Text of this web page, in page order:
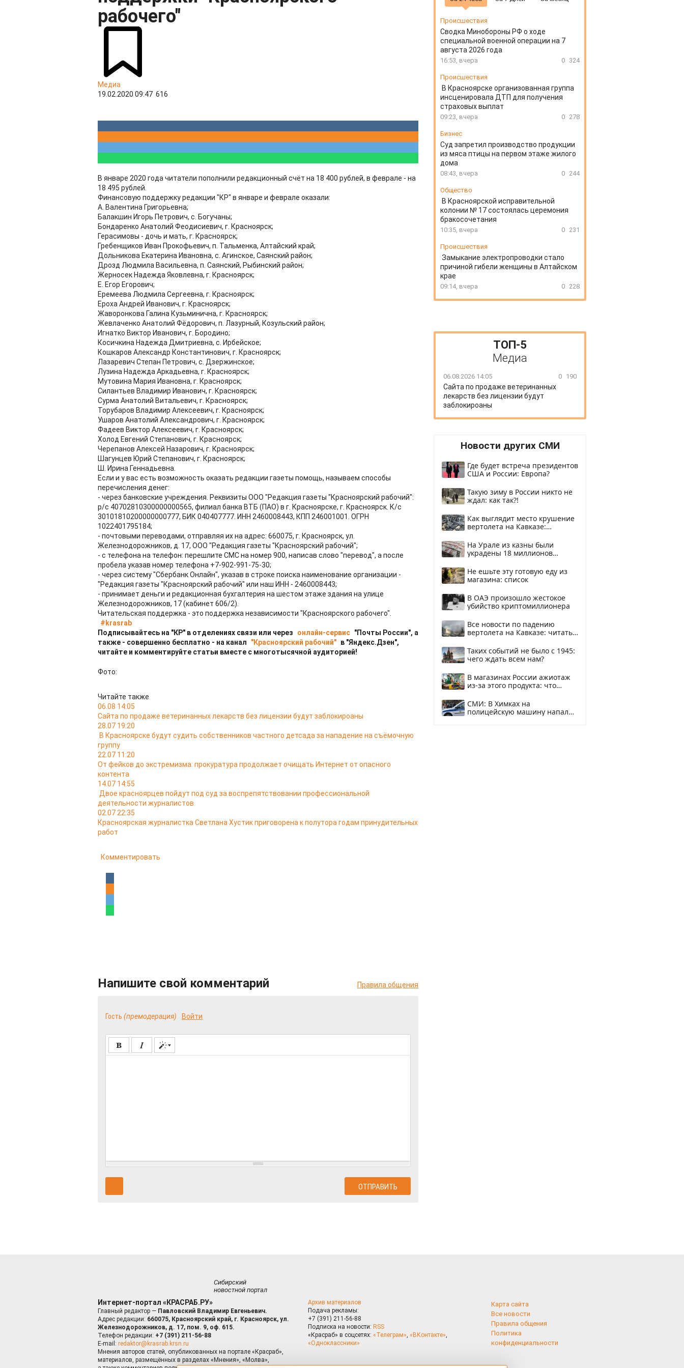
рабочего"
Медиа
19.02.2020 09:47 616
В январе 2020 года читатели пополнили редакционный счёт на 18 400 рублей, в феврале - на
18 495 рублей.
Финансовую поддержку редакции "КР" в январе и феврале оказали:
А. Валентина Григорьевна;
Балакшин Игорь Петрович, с. Богучаны;
Бондаренко Анатолий Феодисиевич, г. Красноярск;
Герасимовы - дочь и мать, г. Красноярск;
Гребенщиков Иван Прокофьевич, п. Тальменка, Алтайский край;
Дольникова Екатерина Ивановна, с. Агинское, Саянский район;
Дрозд Людмила Васильевна, п. Саянский, Рыбинский район;
Жерносек Надежда Яковлевна, г. Красноярск;
Е. Егор Егорович;
Еремеева Людмила Сергеевна, г. Красноярск;
Ероха Андрей Иванович, г. Красноярск;
Жаворонкова Галина Кузьминична, г. Красноярск;
Жевлаченко Анатолий Фёдорович, п. Лазурный, Козульский район;
Игнатко Виктор Иванович, г. Бородино;
Косичкина Надежда Дмитриевна, с. Ирбейское;
Кошкаров Александр Константинович, г. Красноярск;
Лазаревич Степан Петрович, с. Дзержинское;
Лузина Надежда Аркадьевна, г. Красноярск;
Мутовина Мария Ивановна, г. Красноярск;
Силантьев Владимир Иванович, г. Красноярск;
Сурма Анатолий Витальевич, г. Красноярск;
Торубаров Владимир Алексеевич, г. Красноярск;
Ушаров Анатолий Александрович, г. Красноярск;
Фадеев Виктор Алексеевич, г. Красноярск;
Холод Евгений Степанович, г. Красноярск;
Черепанов Алексей Назарович, г. Красноярск;
Шагунцев Юрий Степанович, г. Красноярск;
Ш. Ирина Геннадьевна.
Если и у вас есть возможность оказать редакции газеты помощь, называем способы
перечисления денег:
- через банковские учреждения. Реквизиты ООО "Редакция газеты "Красноярский рабочий":
р/с 40702810300000000565, филиал банка ВТБ (ПАО) в г. Красноярске, г. Красноярск. К/с
30101810200000000777, БИК 040407777. ИНН 2460008443, КПП 246001001. ОГРН
1022401795184;
- почтовыми переводами, отправляя их на адрес: 660075, г. Красноярск, ул.
Железнодорожников, д. 17, ООО "Редакция газеты "Красноярский рабочий";
- с телефона на телефон: перешлите СМС на номер 900, написав слово "перевод", а после
пробела указав номер телефона +7-902-991-75-30;
- через систему "Сбербанк Онлайн", указав в строке поиска наименование организации -
"Редакция газеты "Красноярский рабочий" или наш ИНН - 2460008443;
- принимает деньги и редакционная бухгалтерия на шестом этаже здания на улице
Железнодорожников, 17 (кабинет 606/2).
Читательская поддержка - это поддержка независимости "Красноярского рабочего".
#krasrab
Подписывайтесь на "КР" в отделениях связи или через
онлайн-сервис "Почты России", а
также - совершенно бесплатно - на канал
"Красноярский рабочий" в "Яндекс.Дзен",
читайте и комментируйте статьи вместе с многотысячной аудиторией!
Фото:
Читайте также
06.08 14:05
Сайта по продаже ветеринанных лекарств без лицензии будут заблокироаны
28.07 19:20
В Красноярске будут судить собственников частного детсада за нападение на съёмочную
группу
22.07 11:20
От фейков до экстремизма: прокуратура продолжает очищать Интернет от опасного
контента
14.07 14:55
Двое красноярцев пойдут под суд за воспрепятствовании профессиональной
деятельности журналистов
02.07 22:35
Красноярская журналистка Светлана Хустик приговорена к полутора годам принудительных
работ
Комментировать
Напишите свой комментарий Правила общения
Гость (премодерация) Войти
Происшествия
Сводка Минобороны РФ о ходе
специальной военной операции на 7
августа 2026 года
16:53, вчера 0 324
Происшествия
В Красноярске организованная группа
инсценировала ДТП для получения
страховых выплат
09:23, вчера 0 278
Бизнес
Суд запретил производство продукции
из мяса птицы на первом этаже жилого
дома
08:43, вчера 0 244
Общество
В Красноярской исправительной
колонии № 17 состоялась церемония
бракосочетания
10:35, вчера 0 231
Происшествия
Замыкание электропроводки стало
причиной гибели женщины в Алтайском
крае
09:14, вчера 0 228
ТОП-5
Медиа
06.08.2026 14:05 0 190
Сайта по продаже ветеринанных
лекарств без лицензии будут
заблокироаны
Новости других СМИ
Где будет встреча президентов
США и России: Европа?
Такую зиму в России никто не
ждал: как так?!
Как выглядит место крушение
вертолета на Кавказе:
На Урале из казны были
украдены 18 миллионов
Не ешьте эту готовую еду из
магазина: список
В ОАЭ произошло жестокое
убийство криптомиллионера
Все новости по падению
вертолета на Кавказе: читать
Таких событий не было с 1945:
чего ждать всем нам?
В магазинах России ажиотаж
из-за этого продукта: что
СМИ: В Химках на
полицейскую машину напали
Сибирский
новостной портал
Интернет-портал «КРАСРАБ.РУ»
Главный редактор — Павловский Владимир Евгеньевич.
Адрес редакции: 660075, Красноярский край, г. Красноярск, ул.
Железнодорожников, д. 17, пом. 9, оф. 615.
Телефон редакции: +7 (391) 211-56-88
E-mail: redaktor@krasrab.krsn.ru
Мнения авторов статей, опубликованных на портале «Красраб»,
материалов, размещённых в разделах «Мнения», «Молва»,
Архив материалов
Подача рекламы:
+7 (391) 211-56-88
Подписка на новости: RSS
«Красраб» в соцсетях: «Телеграм», «ВКонтакте»,
«Одноклассники»
Карта сайта
Все новости
Правила общения
Политика
конфиденциальности